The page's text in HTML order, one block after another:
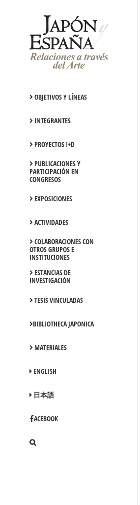
OBJETIVOS Y LÍNEAS
INTEGRANTES
PROYECTOS I+D
PUBLICACIONES Y
PARTICIPACIÓN EN
CONGRESOS
EXPOSICIONES
ACTIVIDADES
COLABORACIONES CON
OTROS GRUPOS E
INSTITUCIONES
ESTANCIAS DE
INVESTIGACIÓN
TESIS VINCULADAS
BIBLIOTHECA JAPONICA
MATERIALES
ENGLISH
日本語
ACEBOOK